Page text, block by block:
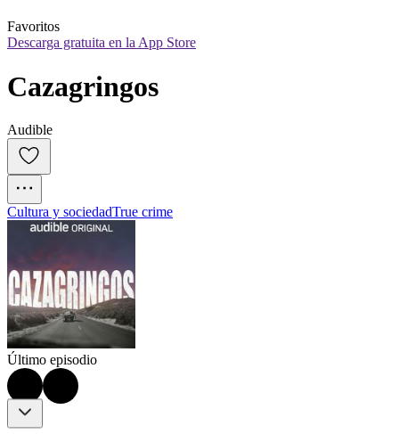
Favoritos
Descarga gratuita en la App Store
Cazagringos
Audible
Cultura y sociedadTrue crime
Último episodio